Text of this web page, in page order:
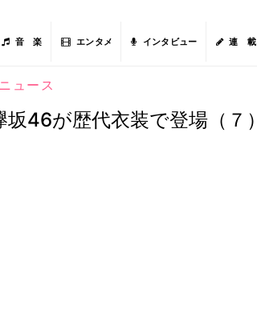
音 楽 エンタメ インタビュー 連 載
ュース
坂46が歴代衣装で登場（７）